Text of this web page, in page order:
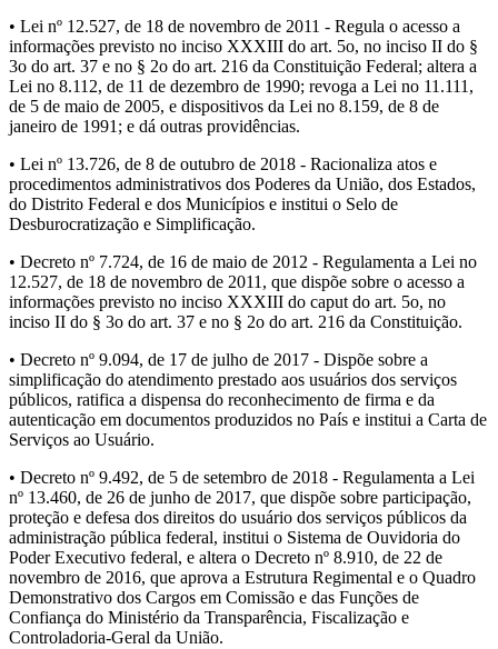
• Lei nº 12.527, de 18 de novembro de 2011 - Regula o acesso a
informações previsto no inciso XXXIII do art. 5o, no inciso II do §
3o do art. 37 e no § 2o do art. 216 da Constituição Federal; altera a
Lei no 8.112, de 11 de dezembro de 1990; revoga a Lei no 11.111,
de 5 de maio de 2005, e dispositivos da Lei no 8.159, de 8 de
janeiro de 1991; e dá outras providências.
• Lei nº 13.726, de 8 de outubro de 2018 - Racionaliza atos e
procedimentos administrativos dos Poderes da União, dos Estados,
do Distrito Federal e dos Municípios e institui o Selo de
Desburocratização e Simplificação.
• Decreto nº 7.724, de 16 de maio de 2012 - Regulamenta a Lei no
12.527, de 18 de novembro de 2011, que dispõe sobre o acesso a
informações previsto no inciso XXXIII do caput do art. 5o, no
inciso II do § 3o do art. 37 e no § 2o do art. 216 da Constituição.
• Decreto nº 9.094, de 17 de julho de 2017 - Dispõe sobre a
simplificação do atendimento prestado aos usuários dos serviços
públicos, ratifica a dispensa do reconhecimento de firma e da
autenticação em documentos produzidos no País e institui a Carta de
Serviços ao Usuário.
• Decreto nº 9.492, de 5 de setembro de 2018 - Regulamenta a Lei
nº 13.460, de 26 de junho de 2017, que dispõe sobre participação,
proteção e defesa dos direitos do usuário dos serviços públicos da
administração pública federal, institui o Sistema de Ouvidoria do
Poder Executivo federal, e altera o Decreto nº 8.910, de 22 de
novembro de 2016, que aprova a Estrutura Regimental e o Quadro
Demonstrativo dos Cargos em Comissão e das Funções de
Confiança do Ministério da Transparência, Fiscalização e
Controladoria-Geral da União.